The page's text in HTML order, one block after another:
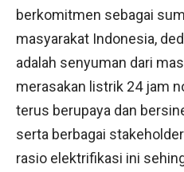
berkomitmen sebagai
masyarakat Indonesia,
adalah senyuman dari
merasakan listrik 24 jam
terus berupaya dan
serta berbagai
rasio elektrifikasi ini